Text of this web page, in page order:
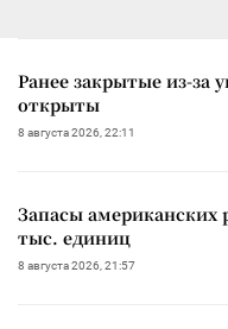
Ранее закрытые из-за
открыты
8 августа 2026, 22:11
Запасы американских
тыс. единиц
8 августа 2026, 21:57